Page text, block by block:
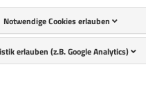
Notwendige Cookies erlauben
erlauben (z.B. Google Analytics)